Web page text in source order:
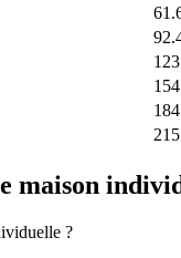
maison
?